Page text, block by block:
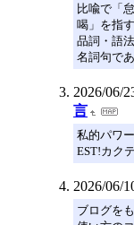
比喩で「
喝」を指
品詞・語法
名詞句であ
2026/06/
言
私的パワ
EST!カク
2026/06/
ブログを